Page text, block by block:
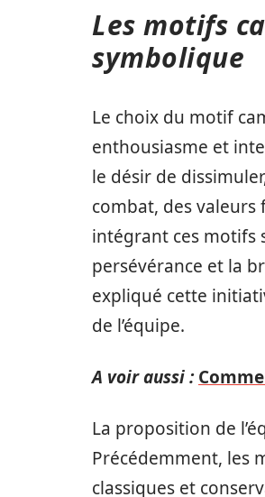
Les motifs
symbolique
Le choix du motif
enthousiasme et
le désir de
combat, des
intégrant ces motifs
persévérance et la
expliqué cette
de l’équipe.
A voir aussi :
La proposition de
Précédemment, les
classiques et